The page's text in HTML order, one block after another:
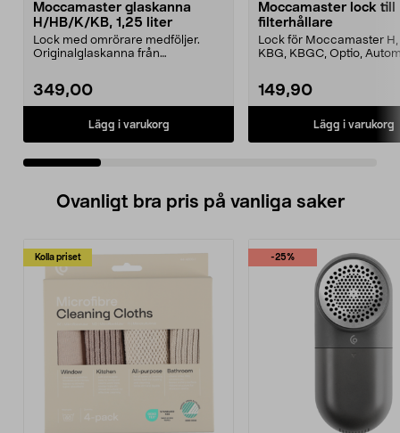
Moccamaster glaskanna
H/HB/K/KB, 1,25 liter
Lock med omrörare medföljer.
Originalglaskanna från
349,00
Lägg i varukorg
Moccamaster lock till
filterhållare
Lock för Moccamaster H,
KBG, KBGC, Optio,
149,90
Lägg i varukorg
Ovanligt bra pris på vanliga saker
Kolla priset -25%